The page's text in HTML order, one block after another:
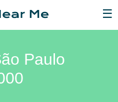
☰
Paulo